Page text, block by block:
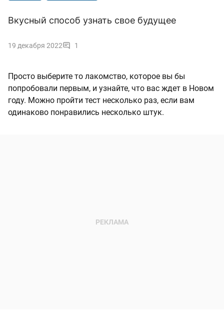
Вкусный способ узнать свое будущее
19 декабря 2022 1
Просто выберите то лакомство, которое вы бы
попробовали первым, и узнайте, что вас ждет в Новом
году. Можно пройти тест несколько раз, если вам
одинаково понравились несколько штук.